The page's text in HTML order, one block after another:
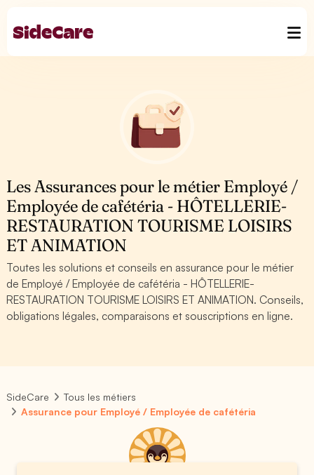
Les Assurances pour le métier Employé /
Employée de cafétéria - HÔTELLERIE-
RESTAURATION TOURISME LOISIRS
ET ANIMATION
Toutes les solutions et conseils en assurance pour le métier
de Employé / Employée de cafétéria - HÔTELLERIE-
RESTAURATION TOURISME LOISIRS ET ANIMATION. Conseils,
obligations légales, comparaisons et souscriptions en ligne.
SideCare
Tous les métiers
Assurance pour Employé / Employée de cafétéria